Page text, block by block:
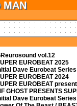
MAN
vol.12
EUROBEAT 2025
Dave Eurobeat
EUROBEAT 2024
EUROBEAT
GHOST PRESENTS
Dave Eurobeat